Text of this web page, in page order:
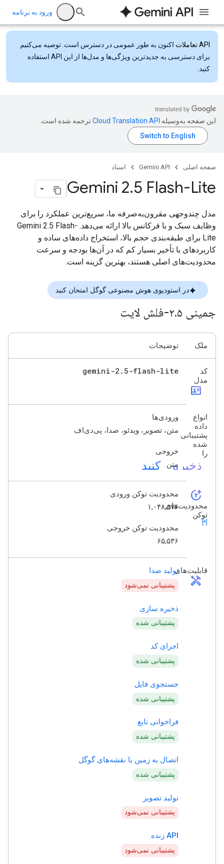
ورود به برنامه
API تعاملات
اکنون به طور عمومی در دسترس است. توصیه می‌کنیم
برای دسترسی به جدیدترین ویژگی‌ها و مدل‌ها از این API استفاده
کنید.
این صفحه به‌وسیله ترجمه شده است.
صفحه اصلی Gemini API اسناد
Gemini 2.5 Flash-Lite
مدل چندوجهی مقرون‌به‌صرفه ما، سریع‌ترین عملکرد را برای
وظایف سبک و با فرکانس بالا ارائه می‌دهد. Gemini 2.5 Flash-
Lite برای طبقه‌بندی حجم بالا، استخراج داده‌های ساده و
کاربردهای با تأخیر بسیار کم که در آن‌ها بودجه و سرعت
محدودیت‌های اصلی هستند، بهترین گزینه است.
در استودیوی هوش مصنوعی گوگل امتحان کنید
جمینی ۲ .۵-فلش لایت
ملک توضیحات
کد
مدل
id_card
gemini-2 .5-flash-lite
انواع
داده
پشتیبانی
شده
را
ذخیره کنید
ورودی‌ها
متن، تصویر، ویدئو، صدا، پی‌دی‌اف
خروجی
متن
token_auto
محدودیت‌های
توکن
[*]
محدودیت توکن ورودی
۱,۰۴۸,۵۷۶
محدودیت توکن خروجی
۶۵,۵۳۶
قابلیت‌های
handyman
تولید صدا
پشتیبانی نمی‌شود
ذخیره سازی
پشتیبانی شده
اجرای کد
پشتیبانی شده
جستجوی فایل
پشتیبانی شده
فراخوانی تابع
پشتیبانی شده
اتصال به زمین با نقشه‌های گوگل
پشتیبانی شده
تولید تصویر
پشتیبانی نمی‌شود
API زنده
پشتیبانی نمی‌شود